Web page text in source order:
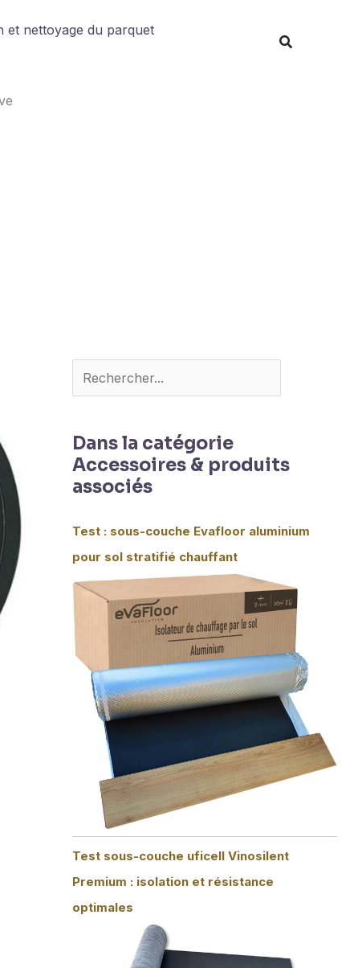
et nettoyage du parquet
Dans la catégorie
Accessoires & produits
associés
Test : sous-couche Evafloor aluminium
pour sol stratifié chauffant
Test sous-couche uficell Vinosilent
Premium : isolation et résistance
optimales